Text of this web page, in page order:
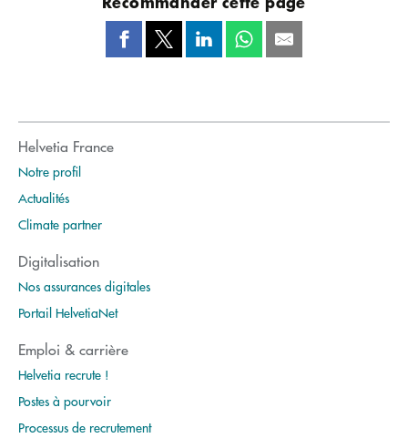
Helvetia France
Notre profil
Actualités
Climate partner
Digitalisation
Nos assurances digitales
Portail HelvetiaNet
Emploi & carrière
Helvetia recrute !
Postes à pourvoir
Processus de recrutement